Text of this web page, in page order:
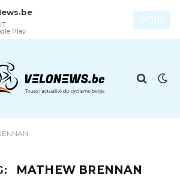
MATHEW BRENNAN
Play
VOIR